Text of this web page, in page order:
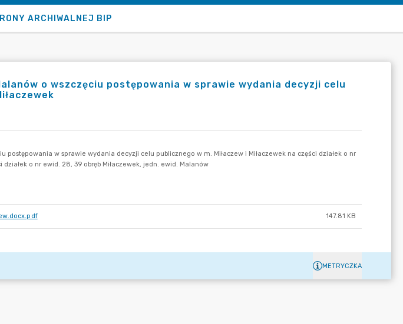
ARCHIWALNEJ BIP
o wszczęciu postępowania w sprawie wydania decyzji celu
147.81 KB
METRYCZKA